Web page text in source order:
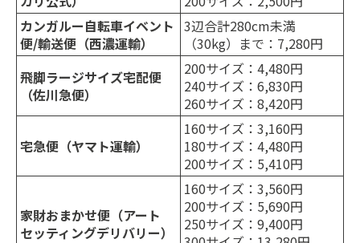
カンガルー自転車イベント
便/輸送便（西濃運輸）
3辺合計280cm未満
（30kg）まで：7,280円
飛脚ラージサイズ宅配便
（佐川急便）
200サイズ：4,480円
240サイズ：6,830円
260サイズ：8,420円
宅急便（ヤマト運輸）
160サイズ：3,160円
180サイズ：4,480円
200サイズ：5,410円
家財おまかせ便（アート
セッティングデリバリー）
160サイズ：3,560円
200サイズ：5,690円
250サイズ：9,400円